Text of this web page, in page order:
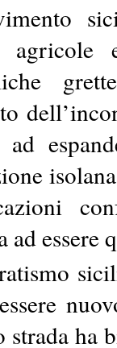
ad
ad essere
strada ha